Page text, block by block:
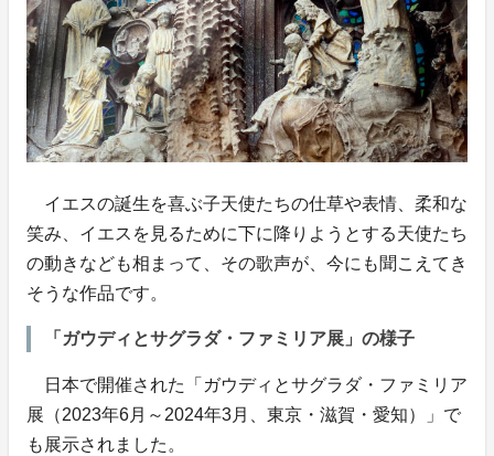
イエスの誕生を喜ぶ子天使たちの仕草や表情、柔和な
笑み、イエスを見るために下に降りようとする天使たち
の動きなども相まって、その歌声が、今にも聞こえてき
そうな作品です。
「ガウディとサグラダ・ファミリア展」の様子
日本で開催された「ガウディとサグラダ・ファミリア
展（2023年6月～2024年3月、東京・滋賀・愛知）」で
も展示されました。